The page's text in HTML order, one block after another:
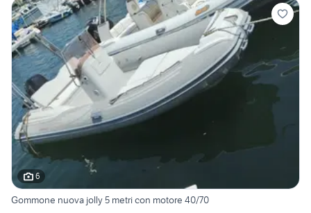
6
Gommone nuova jolly 5 metri con motore 40/70